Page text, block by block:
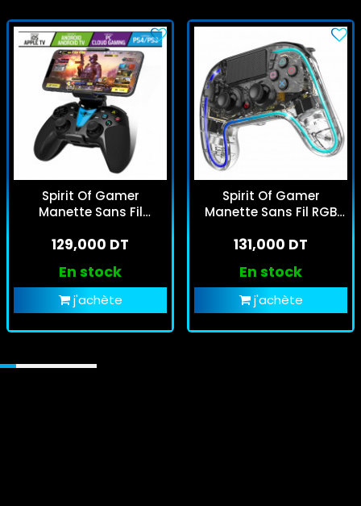
Spirit Of Gamer
Manette Sans Fil
129,000 DT
En stock
j'achète
Spirit Of Gamer
Manette Sans Fil RGB
131,000 DT
En stock
j'achète